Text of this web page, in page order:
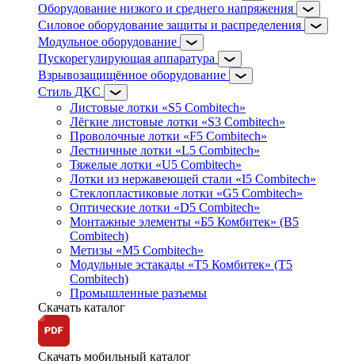
Оборудование низкого и среднего напряжения
Силовое оборудование защиты и распределения
Модульное оборудование
Пускорегулирующая аппаратура
Взрывозащищённое оборудование
Стиль ДКС
Листовые лотки «S5 Combitech»
Лёгкие листовые лотки «S3 Combitech»
Проволочные лотки «F5 Combitech»
Лестничные лотки «L5 Combitech»
Тяжелые лотки «U5 Combitech»
Лотки из нержавеющей стали «I5 Combitech»
Стеклопластиковые лотки «G5 Combitech»
Оптические лотки «D5 Combitech»
Монтажные элементы «Б5 Комбитек» (B5
Combitech)
Метизы «M5 Combitech»
Модульные эстакады «Т5 Комбитек» (T5
Combitech)
Промышленные разъемы
Скачать каталог
Скачать мобильный каталог